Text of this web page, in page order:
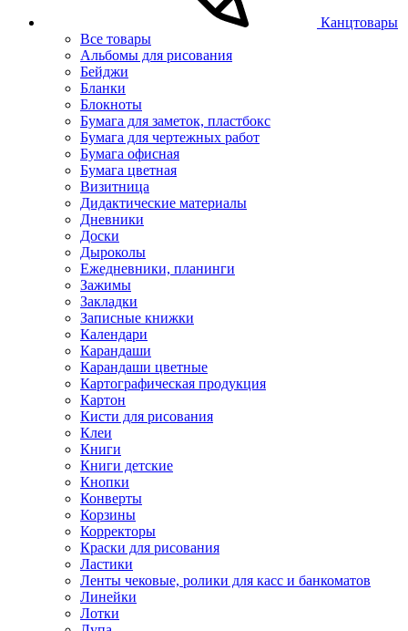
Канцтовары
Все товары
Альбомы для рисования
Бейджи
Бланки
Блокноты
Бумага для заметок, пластбокс
Бумага для чертежных работ
Бумага офисная
Бумага цветная
Визитница
Дидактические материалы
Дневники
Доски
Дыроколы
Ежедневники, планинги
Зажимы
Закладки
Записные книжки
Календари
Карандаши
Карандаши цветные
Картографическая продукция
Картон
Кисти для рисования
Клеи
Книги
Книги детские
Кнопки
Конверты
Корзины
Корректоры
Краски для рисования
Ластики
Ленты чековые, ролики для касс и банкоматов
Линейки
Лотки